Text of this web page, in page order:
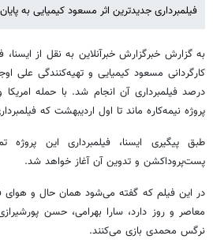
فیلمبرداری جدیدترین اثر مسعود کیمیایی به
به گزارش خبرگزارش خبرآنلاین به نقل از ایسنا،
درصد فیلمبرداری آن انجام شد. با حمله امریکا
پروژه نیمه‌کاره ماند تا اول اردیبهشت‌ که
طبق پیگیری ایسنا، فیلمبرداری این
پست‌پروداکشن و تدوین آن آغاز خواهد شد.
در این فیلم که گفته می‌شود همان حال و هوای
معاصر و روز دارد، سارا بهرامی، حسن
نرگس محمدی بازی می‌کنند.